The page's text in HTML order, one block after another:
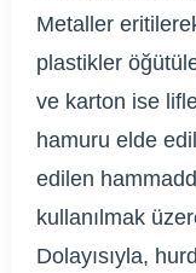
Metaller
plastikler
ve karton ise
hamuru elde
edilen
kullanılmak
Dolayısıyla,